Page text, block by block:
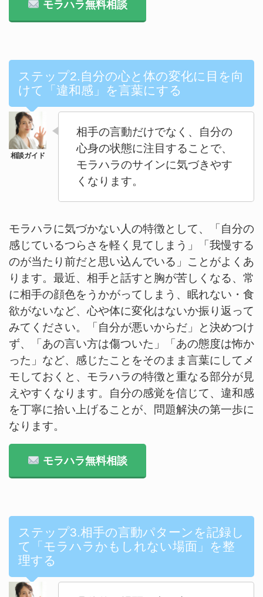
モラハラ無料相談
ステップ2.自分の心と体の変化に目を向
けて「違和感」を言葉にする
相手の言動だけでなく、自分の
心身の状態に注目することで、
モラハラのサインに気づきやす
くなります。
モラハラに気づかない人の特徴として、「自分の
感じているつらさを軽く見てしまう」「我慢する
のが当たり前だと思い込んでいる」ことがよくあ
ります。最近、相手と話すと胸が苦しくなる、常
に相手の顔色をうかがってしまう、眠れない・食
欲がないなど、心や体に変化はないか振り返って
みてください。「自分が悪いからだ」と決めつけ
ず、「あの言い方は傷ついた」「あの態度は怖か
った」など、感じたことをそのまま言葉にしてメ
モしておくと、モラハラの特徴と重なる部分が見
えやすくなります。自分の感覚を信じて、違和感
を丁寧に拾い上げることが、問題解決の第一歩に
なります。
モラハラ無料相談
ステップ3.相手の言動パターンを記録し
て「モラハラかもしれない場面」を整
理する